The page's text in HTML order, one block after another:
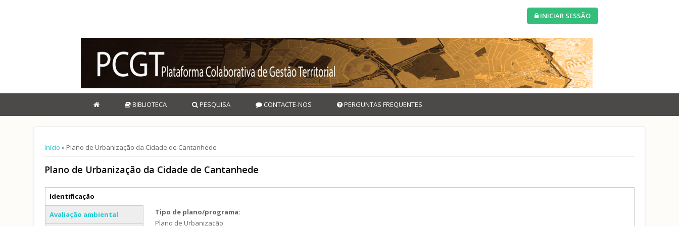
INICIAR SESSÃO
BIBLIOTECA PESQUISA CONTACTE-NOS PERGUNTAS FREQUENTES
Está aqui
Início » Plano de Urbanização da Cidade de Cantanhede
Plano de Urbanização da Cidade de Cantanhede
Separadores verticais
Identificação
(separador ativo)
Avaliação ambiental
Tipo de plano/programa:
Plano de Urbanização